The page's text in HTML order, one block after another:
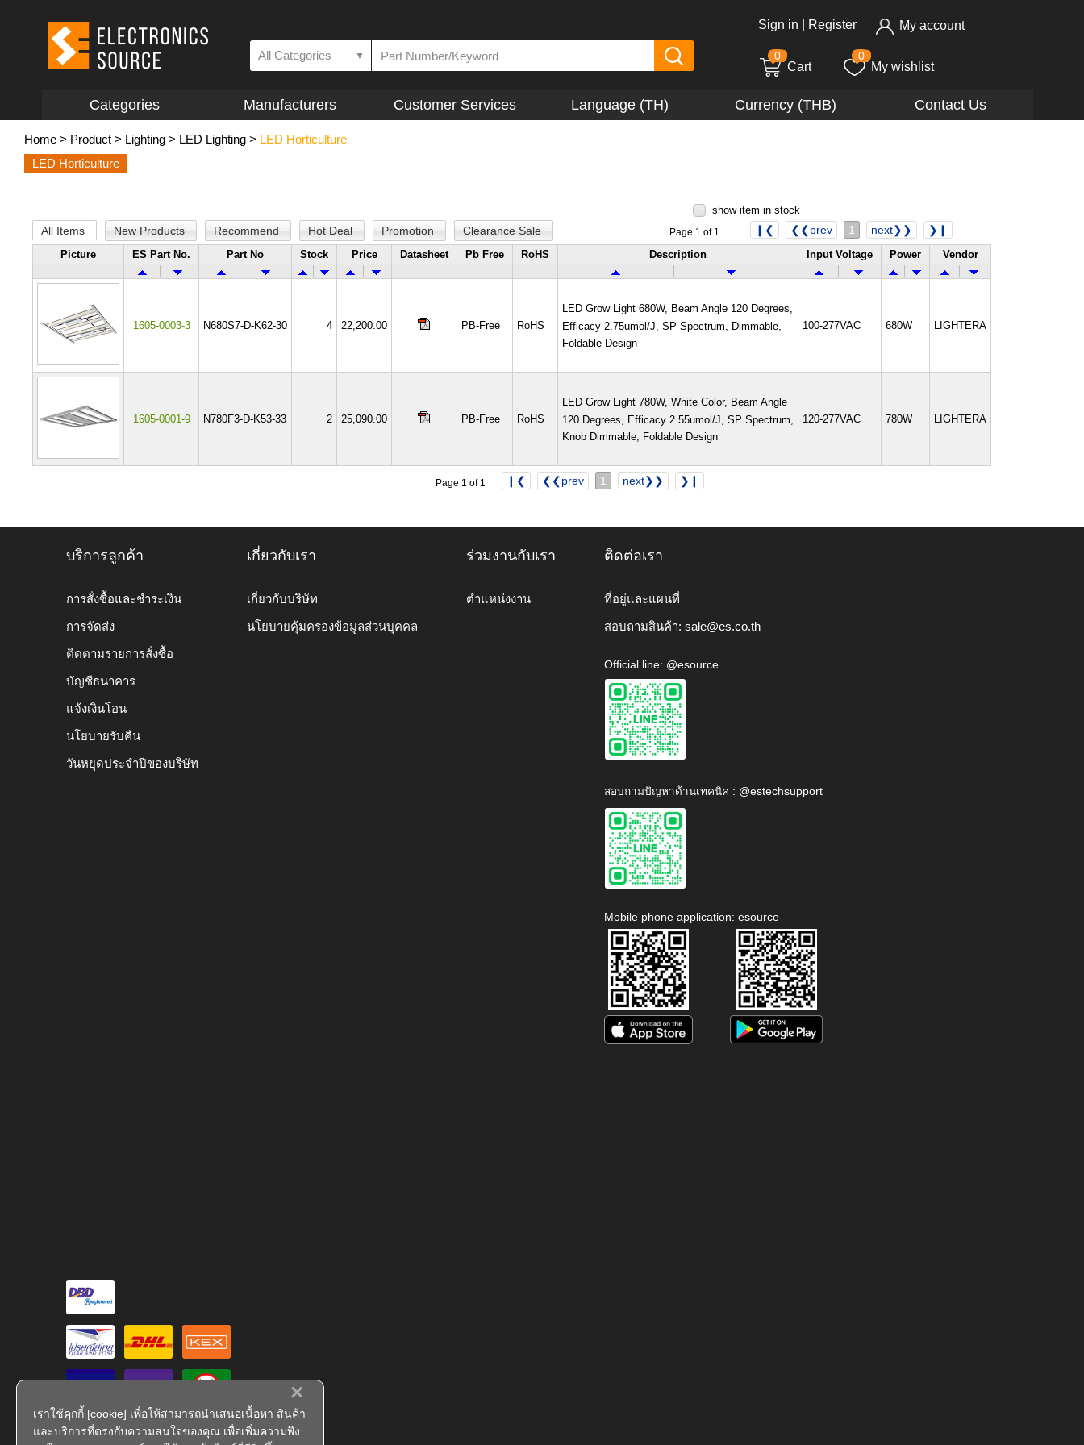
×
เราใช้คุกกี้ [cookie] เพื่อให้สามารถนำเสนอเนื้อหา สินค้า
และบริการที่ตรงกับความสนใจของคุณ เพื่อเพิ่มความพึง
All Categories ▼
Sign in Register My account
0
Cart
0
My wishlist
Categories Manufacturers Customer Services Language (TH) Currency (THB) Contact Us
Home > Product > Lighting > LED Lighting > LED Horticulture
LED Horticulture
show item in stock
All Items New Products Recommend Hot Deal Promotion Clearance Sale Page 1 of 1 ❙❮ ❮❮prev 1 next❯❯ ❯❙
Picture ES Part No. Part No Stock Price Datasheet Pb Free RoHS Description Input Voltage Power Vendor
1605-0003-3 N680S7-D-K62-30 4 22,200.00 PB-Free RoHS
LED Grow Light 680W, Beam Angle 120 Degrees,
Efficacy 2.75umol/J, SP Spectrum, Dimmable,
Foldable Design
100-277VAC 680W LIGHTERA
1605-0001-9 N780F3-D-K53-33 2 25,090.00 PB-Free RoHS
LED Grow Light 780W, White Color, Beam Angle
120 Degrees, Efficacy 2.55umol/J, SP Spectrum,
Knob Dimmable, Foldable Design
120-277VAC 780W LIGHTERA
Page 1 of 1 ❙❮ ❮❮prev 1 next❯❯ ❯❙
บริการลูกค้า
การสั่งซื้อและชำระเงิน
การจัดส่ง
ติดตามรายการสั่งซื้อ
บัญชีธนาคาร
แจ้งเงินโอน
นโยบายรับคืน
วันหยุดประจำปีของบริษัท
เกี่ยวกับเรา
เกี่ยวกับบริษัท
นโยบายคุ้มครองข้อมูลส่วนบุคคล
ร่วมงานกับเรา
ตำแหน่งงาน
ติดต่อเรา
ที่อยู่และแผนที่
สอบถามสินค้า: sale@es.co.th
Official line: @esource
สอบถามปัญหาด้านเทคนิค : @estechsupport
Mobile phone application: esource